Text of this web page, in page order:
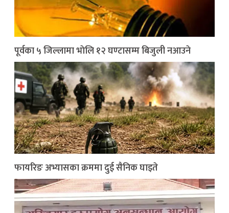
पूर्वका ५ जिल्लामा भाेलि १२ घण्टासम्म बिजुली नआउने
फायरिङ अभ्यासका क्रममा दुई सैनिक घाइते